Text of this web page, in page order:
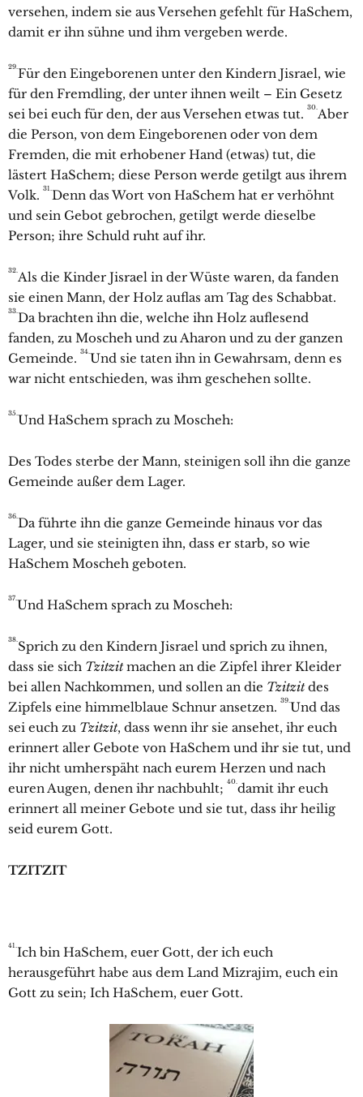
versehen, indem sie aus Versehen gefehlt für HaSchem,
damit er ihn sühne und ihm vergeben werde.
29.Für den Eingeborenen unter den Kindern Jisrael, wie
für den Fremdling, der unter ihnen weilt – Ein Gesetz
sei bei euch für den, der aus Versehen etwas tut. 30.Aber
die Person, von dem Eingeborenen oder von dem
Fremden, die mit erhobener Hand (etwas) tut, die
lästert HaSchem; diese Person werde getilgt aus ihrem
Volk. 31.Denn das Wort von HaSchem hat er verhöhnt
und sein Gebot gebrochen, getilgt werde dieselbe
Person; ihre Schuld ruht auf ihr.
32.Als die Kinder Jisrael in der Wüste waren, da fanden
sie einen Mann, der Holz auflas am Tag des Schabbat.
33.Da brachten ihn die, welche ihn Holz auflesend
fanden, zu Moscheh und zu Aharon und zu der ganzen
Gemeinde. 34.Und sie taten ihn in Gewahrsam, denn es
war nicht entschieden, was ihm geschehen sollte.
35.Und HaSchem sprach zu Moscheh:
Des Todes sterbe der Mann, steinigen soll ihn die ganze
Gemeinde außer dem Lager.
36.Da führte ihn die ganze Gemeinde hinaus vor das
Lager, und sie steinigten ihn, dass er starb, so wie
HaSchem Moscheh geboten.
37.Und HaSchem sprach zu Moscheh:
38.Sprich zu den Kindern Jisrael und sprich zu ihnen,
dass sie sich Tzitzitmachen an die Zipfel ihrer Kleider
bei allen Nachkommen, und sollen an die Tzitzitdes
Zipfels eine himmelblaue Schnur ansetzen. 39.Und das
sei euch zu Tzitzit, dass wenn ihr sie ansehet, ihr euch
erinnert aller Gebote von HaSchem und ihr sie tut, und
ihr nicht umherspäht nach eurem Herzen und nach
euren Augen, denen ihr nachbuhlt; 40.damit ihr euch
erinnert all meiner Gebote und sie tut, dass ihr heilig
seid eurem Gott.
TZITZIT
41.Ich bin HaSchem, euer Gott, der ich euch
herausgeführt habe aus dem Land Mizrajim, euch ein
Gott zu sein; Ich HaSchem, euer Gott.